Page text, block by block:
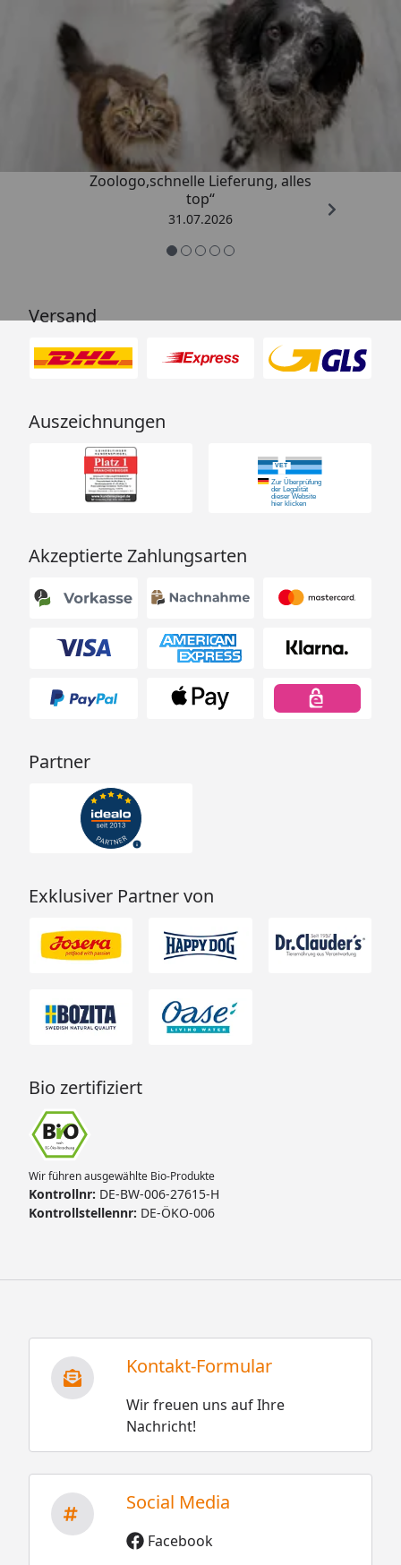
Trusted Shops
4,74/ 5
„Gute Erfahrung mit
Zoologo,schnelle Lieferung, alles
top“
31.07.2026
Versand
Auszeichnungen
Akzeptierte Zahlungsarten
Partner
Exklusiver Partner von
Bio zertifiziert
Wir führen ausgewählte Bio-Produkte
Kontrollnr: DE-BW-006-27615-H
Kontrollstellennr: DE-ÖKO-006
Kontakt-Formular
Wir freuen uns auf Ihre
Nachricht!
Social Media
Facebook